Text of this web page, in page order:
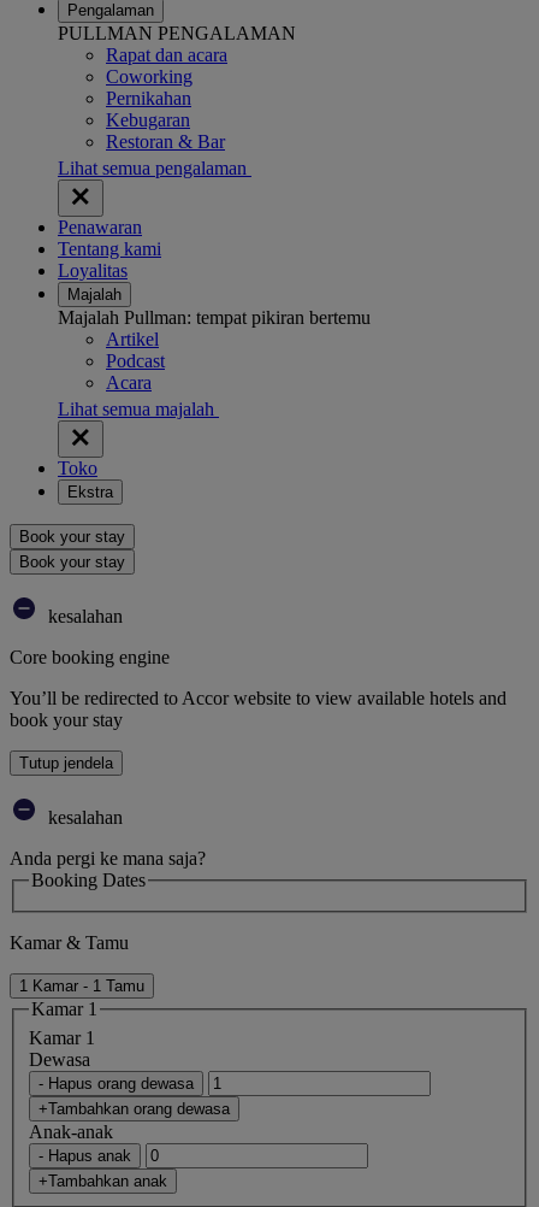
Pengalaman
PULLMAN PENGALAMAN
Rapat dan acara
Coworking
Pernikahan
Kebugaran
Restoran & Bar
Lihat semua pengalaman
Penawaran
Tentang kami
Loyalitas
Majalah
Majalah Pullman: tempat pikiran bertemu
Artikel
Podcast
Acara
Lihat semua majalah
Toko
Ekstra
Book your stay
Book your stay
kesalahan
Core booking engine
You’ll be redirected to Accor website to view available hotels and
book your stay
Tutup jendela
kesalahan
Anda pergi ke mana saja?
Booking Dates
Kamar & Tamu
1 Kamar - 1 Tamu
Kamar 1
Kamar 1
Dewasa
- Hapus orang dewasa
+Tambahkan orang dewasa
Anak-anak
- Hapus anak
+Tambahkan anak